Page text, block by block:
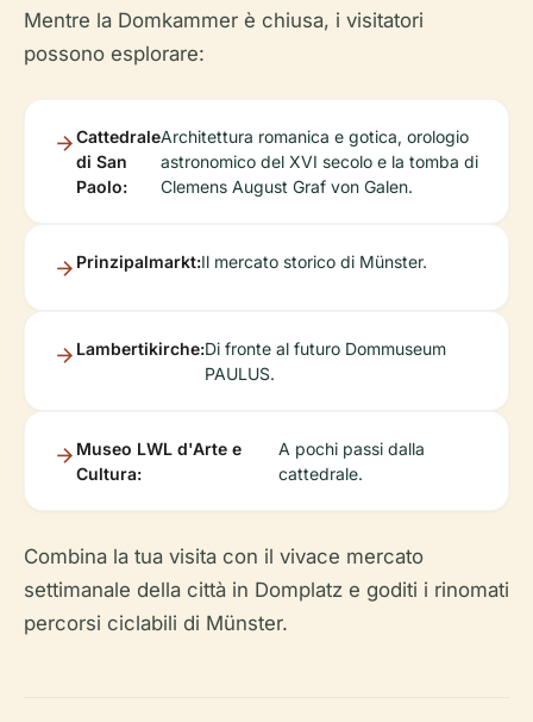
Mentre la Domkammer è chiusa, i visitatori
possono esplorare:
Cattedrale
di San
Paolo:
Architettura romanica e gotica, orologio
astronomico del XVI secolo e la tomba di
Clemens August Graf von Galen.
Prinzipalmarkt:Il mercato storico di Münster.
Lambertikirche:Di fronte al futuro Dommuseum
PAULUS.
Museo LWL d'Arte e
Cultura:
A pochi passi dalla
cattedrale.
Combina la tua visita con il vivace mercato
settimanale della città in Domplatz e goditi i rinomati
percorsi ciclabili di Münster.